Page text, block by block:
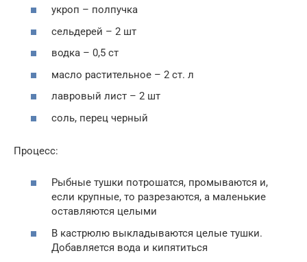
укроп – полпучка
сельдерей – 2 шт
водка – 0,5 ст
масло растительное – 2 ст. л
лавровый лист – 2 шт
соль, перец черный
Процесс:
Рыбные тушки потрошатся, промываются и,
если крупные, то разрезаются, а маленькие
оставляются целыми
В кастрюлю выкладываются целые тушки.
Добавляется вода и кипятиться